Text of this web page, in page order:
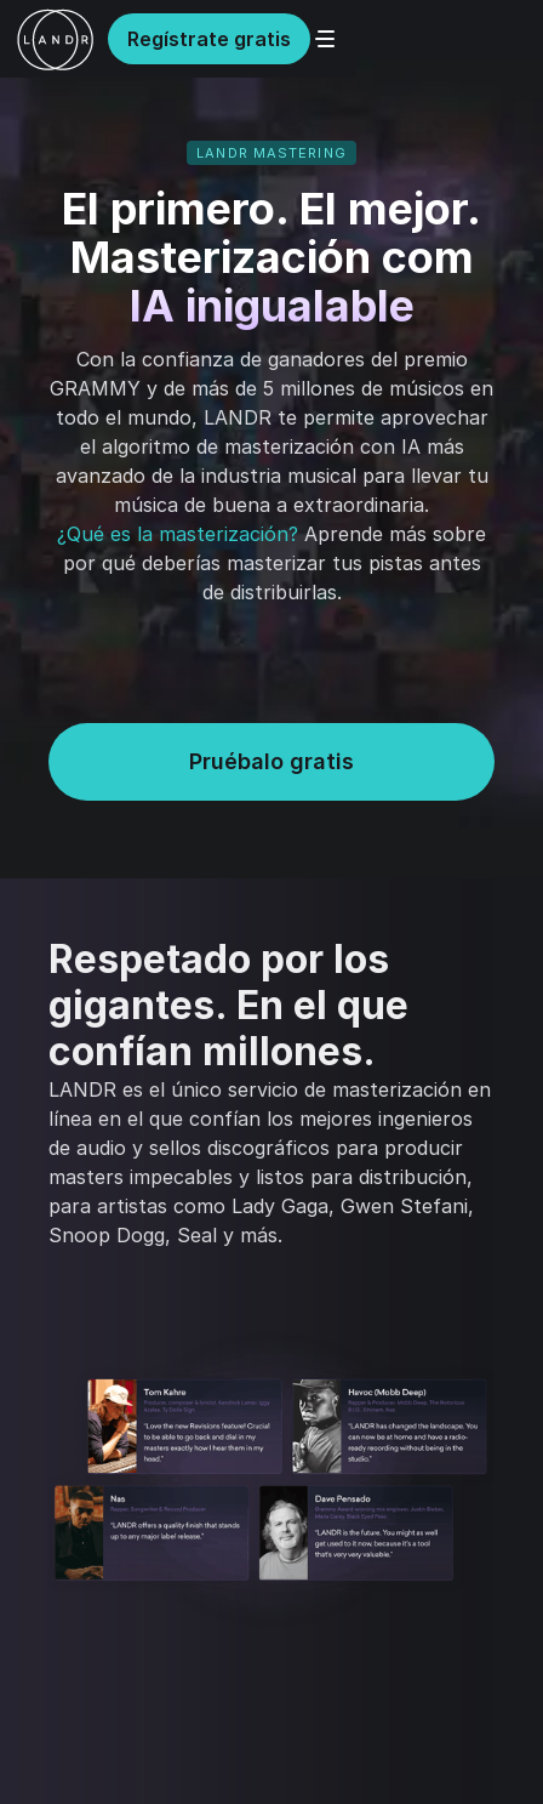
Regístrate gratis
LANDR MASTERING
El primero. El mejor.
Masterización com
IA inigualable
Con la confianza de ganadores del premio
GRAMMY y de más de 5 millones de músicos en
todo el mundo, LANDR te permite aprovechar
el algoritmo de masterización con IA más
avanzado de la industria musical para llevar tu
música de buena a extraordinaria.
¿Qué es la masterización? Aprende más sobre
por qué deberías masterizar tus pistas antes
de distribuirlas.
Pruébalo gratis
Respetado por los
gigantes. En el que
confían millones.
LANDR es el único servicio de masterización en
línea en el que confían los mejores ingenieros
de audio y sellos discográficos para producir
masters impecables y listos para distribución,
para artistas como Lady Gaga, Gwen Stefani,
Snoop Dogg, Seal y más.